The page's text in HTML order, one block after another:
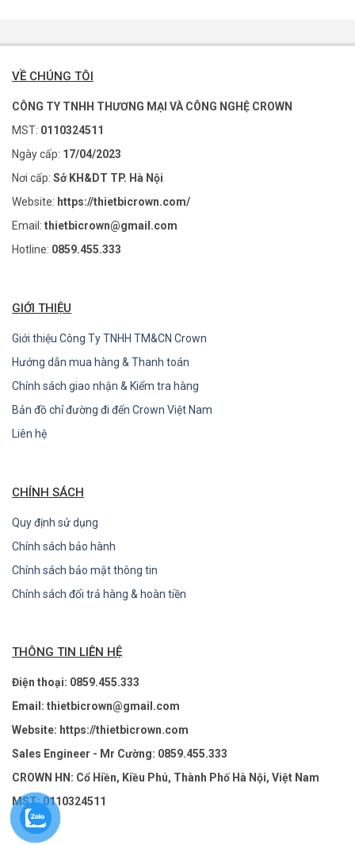
VỀ CHÚNG TÔI
CÔNG TY TNHH THƯƠNG MẠI VÀ CÔNG NGHỆ CROWN
MST: 0110324511
Ngày cấp: 17/04/2023
Nơi cấp: Sở KH&DT TP. Hà Nội
Website: https://thietbicrown.com/
Email: thietbicrown@gmail.com
Hotline: 0859.455.333
GIỚI THIỆU
Giới thiệu Công Ty TNHH TM&CN Crown
Hướng dẫn mua hàng & Thanh toán
Chính sách giao nhận & Kiểm tra hàng
Bản đồ chỉ đường đi đến Crown Việt Nam
Liên hệ
CHÍNH SÁCH
Quy định sử dụng
Chính sách bảo hành
Chính sách bảo mật thông tin
Chính sách đổi trả hàng & hoàn tiền
THÔNG TIN LIÊN HỆ
Điện thoại: 0859.455.333
Email: thietbicrown@gmail.com
Website: https://thietbicrown.com
Sales Engineer - Mr Cường: 0859.455.333
CROWN HN: Cổ Hiền, Kiều Phú, Thành Phố Hà Nội, Việt Nam
MST: 0110324511